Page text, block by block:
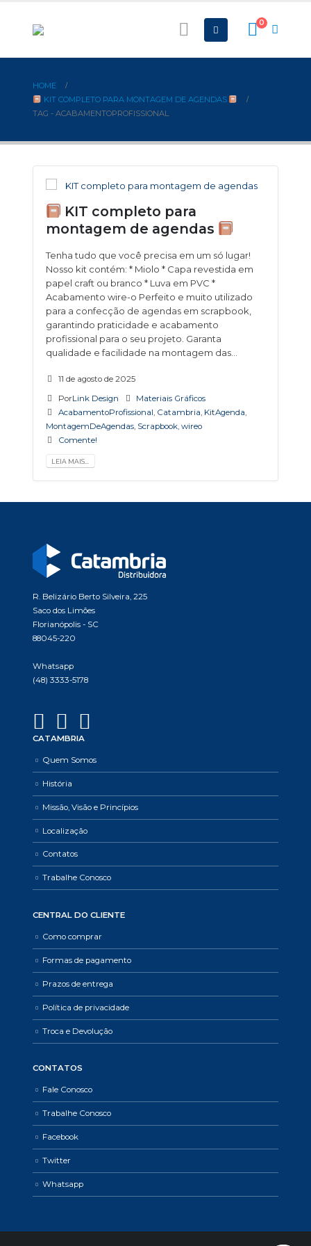
0
HOME
KIT COMPLETO PARA MONTAGEM DE AGENDAS
TAG - ACABAMENTOPROFISSIONAL
KIT completo para
montagem de agendas
Tenha tudo que você precisa em um só lugar!
Nosso kit contém: * Miolo * Capa revestida em
papel craft ou branco * Luva em PVC *
Acabamento wire-o Perfeito e muito utilizado
para a confecção de agendas em scrapbook,
garantindo praticidade e acabamento
profissional para o seu projeto. Garanta
qualidade e facilidade na montagem das...
11 de agosto de 2025
PorLink Design
Materiais Gráficos
AcabamentoProfissional, Catambria, KitAgenda,
MontagemDeAgendas, Scrapbook, wireo
Comente!
LEIA MAIS...
R. Belizário Berto Silveira, 225
Saco dos Limões
Florianópolis - SC
88045-220
Whatsapp
(48) 3333-5178
CATAMBRIA
Quem Somos
História
Missão, Visão e Princípios
Localização
Contatos
Trabalhe Conosco
CENTRAL DO CLIENTE
Como comprar
Formas de pagamento
Prazos de entrega
Política de privacidade
Troca e Devolução
CONTATOS
Fale Conosco
Trabalhe Conosco
Facebook
Twitter
Whatsapp